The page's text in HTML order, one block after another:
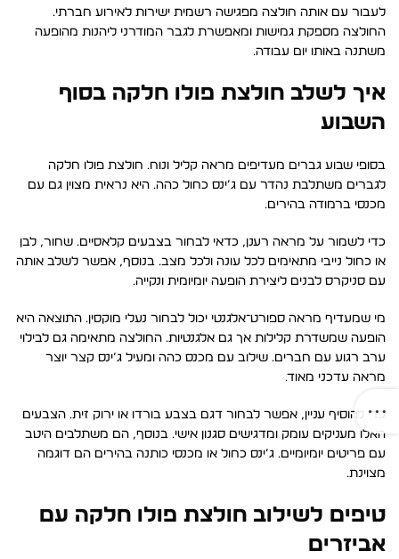
לעבור עם אותה חולצה מפגישה רשמית ישירות לאירוע חברתי.
החולצה מספקת גמישות ומאפשרת לגבר המודרני ליהנות מהופעה
משתנה באותו יום עבודה.
איך לשלב חולצת פולו חלקה בסוף
השבוע
בסופי שבוע גברים מעדיפים מראה קליל ונוח. חולצת פולו חלקה
לגברים משתלבת נהדר עם ג’ינס כחול כהה. היא נראית מצוין גם עם
מכנסי ברמודה בהירים.
כדי לשמור על מראה רענן, כדאי לבחור בצבעים קלאסיים. שחור, לבן
או כחול נייבי מתאימים לכל עונה ולכל מצב. בנוסף, אפשר לשלב אותה
עם סניקרס לבנים ליצירת הופעה יומיומית ונקייה.
מי שמעדיף מראה ספורט־אלגנטי יכול לבחור נעלי מוקסין. התוצאה היא
הופעה שמשדרת קלילות אך גם אלגנטיות. החולצה מתאימה גם לבילוי
ערב רגוע עם חברים. שילוב עם מכנס כהה ומעיל ג’ינס קצר יוצר
מראה עדכני מאוד.
כדי להוסיף עניין, אפשר לבחור דגם בצבע בורדו או ירוק זית. הצבעים
האלו מעניקים עומק ומדגישים סגנון אישי. בנוסף, הם משתלבים היטב
עם פריטים יומיומיים. ג’ינס כחול או מכנסי כותנה בהירים הם דוגמה
מצוינת.
טיפים לשילוב חולצת פולו חלקה עם
אביזרים